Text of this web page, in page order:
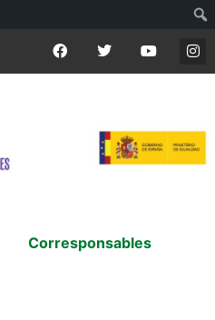
Corresponsables